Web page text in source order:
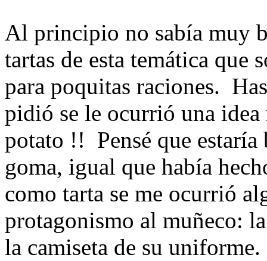
Al principio no sabía muy
tartas de esta temática que
para poquitas raciones.
pidió se le ocurrió una idea
potato !! Pensé que estaría
goma, igual que había
como tarta se me ocurrió
protagonismo al muñeco:
la camiseta de su uniforme.